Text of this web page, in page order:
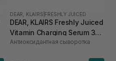
DEAR, KLAIRS FRESHLY JUICED
DEAR, KLAIRS Freshly Juiced
Vitamin Charging Serum 30
мл
Антиоксидантная сыворотка